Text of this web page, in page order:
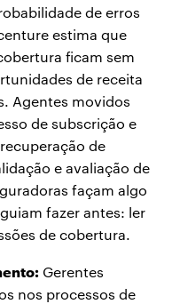
de erros
estima que
ficam sem
de receita
Agentes movidos
de subscrição e
de
e avaliação de
façam algo
fazer antes: ler
de cobertura.
Gerentes
nos processos de